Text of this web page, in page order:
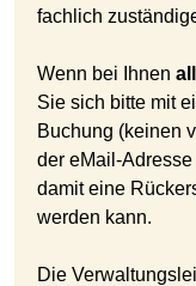
fachlich
Wenn bei Ihnen
Sie sich bitte mit
Buchung (keinen
der eMail-Adresse
damit eine
werden kann.
Die